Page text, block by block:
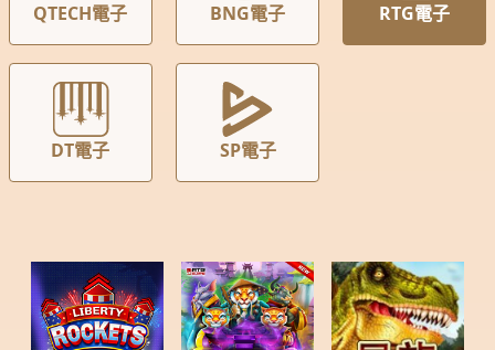
QTECH電子 BNG電子 RTG電子
DT電子 SP電子